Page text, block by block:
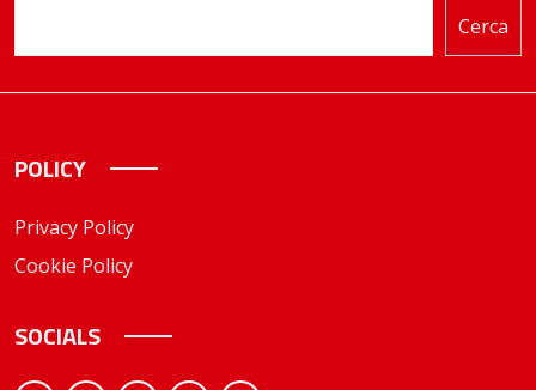
Cerca
POLICY
Privacy Policy
Cookie Policy
SOCIALS